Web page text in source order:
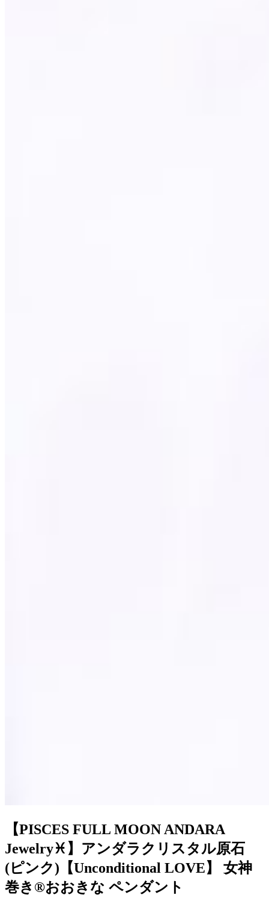
【PISCES FULL MOON ANDARA
Jewelry♓️】アンダラクリスタル原石
(ピンク)【Unconditional LOVE】 女神
巻き®おおきな ペンダント